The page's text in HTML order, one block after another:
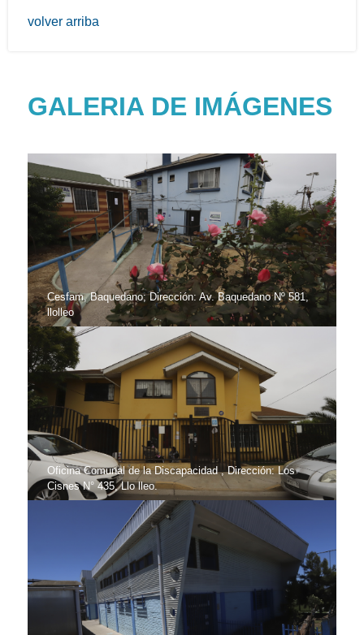
volver arriba
GALERIA DE IMÁGENES
Cesfam, Baquedano; Dirección: Av. Baquedano Nº 581,
llolleo
Oficina Comunal de la Discapacidad , Dirección: Los
Cisnes N° 435, Llo lleo.